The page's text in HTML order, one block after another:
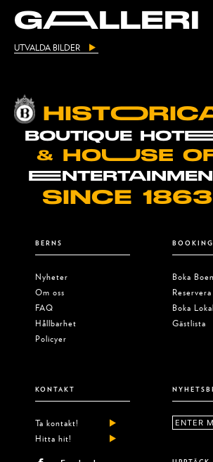
GAALLERI
UTVALDA BILDER
BOUTIQUE
& HOUUSE
SINCE 1863
BERNS
Nyheter
Om oss
FAQ
Hållbarhet
Policyer
BOOKING
Boka
Boka Lokal
Gästlista
KONTAKT
Ta kontakt!
Hitta hit!